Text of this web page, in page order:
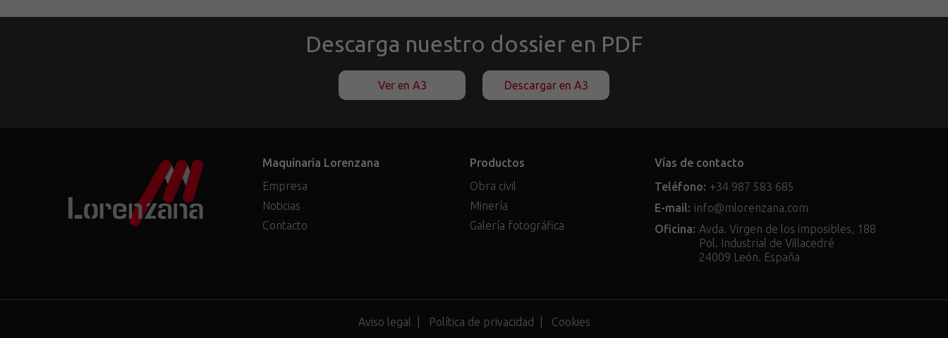
Descarga nuestro dossier en PDF
Ver en A3 Descargar en A3
Maquinaria Lorenzana
Empresa
Noticias
Contacto
Productos
Obra civil
Minería
Galería fotográfica
Vías de contacto
Teléfono: +34 987 583 685
E-mail: info@mlorenzana.com
Oficina: Avda. Virgen de los imposibles, 188
Pol. Industrial de Villacedré
24009 León. España
Aviso legal Política de privacidad Cookies